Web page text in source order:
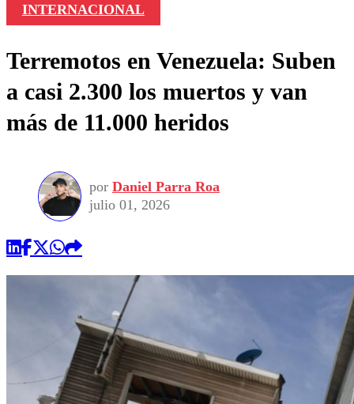
INTERNACIONAL
Terremotos en Venezuela: Suben
a casi 2.300 los muertos y van
más de 11.000 heridos
por Daniel Parra Roa
julio 01, 2026